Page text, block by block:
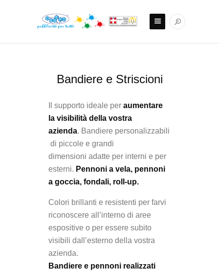
Bandiere e Striscioni
Il supporto ideale per aumentare
la visibilità della vostra
azienda. Bandiere personalizzabili
di piccole e grandi
dimensioni adatte per interni e per
esterni. Pennoni a vela, pennoni
a goccia, fondali, roll-up.
Colori brillanti e resistenti per farvi
riconoscere all’interno di aree
espositive o per essere subito
visibili dall’esterno della vostra
azienda.
Bandiere e pennoni realizzati